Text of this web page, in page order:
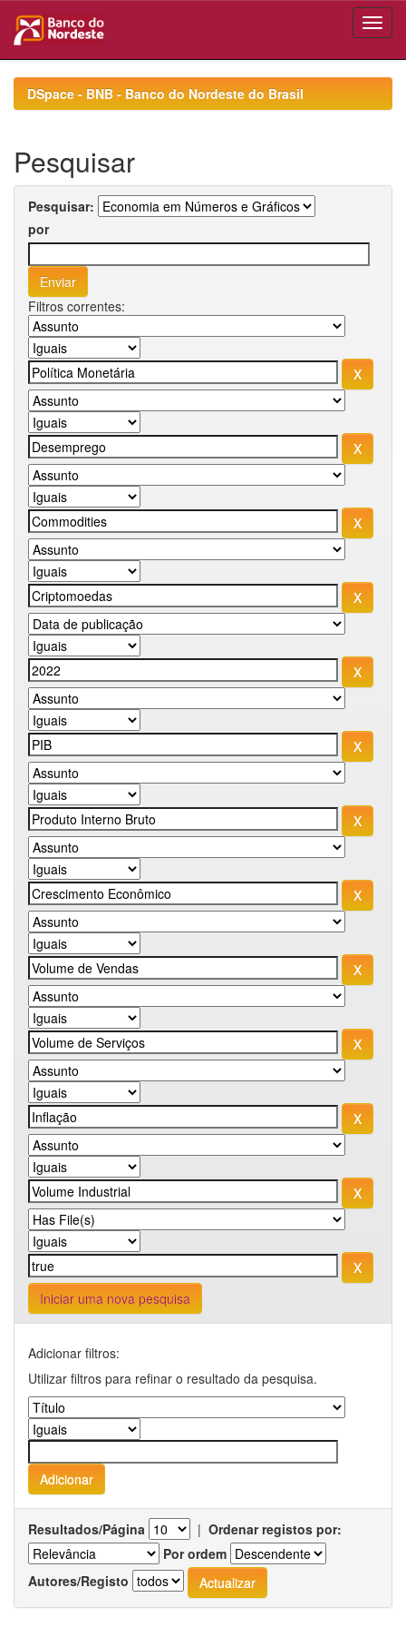
navigationDSpace - BNB - Banco do Nordeste do Brasil
Pesquisar
Pesquisar:
por
Filtros correntes:
Iniciar uma nova pesquisa
Adicionar filtros:
Utilizar filtros para refinar o resultado da pesquisa.
Resultados/Página | Ordenar registos por:
Por ordem
Autores/Registo